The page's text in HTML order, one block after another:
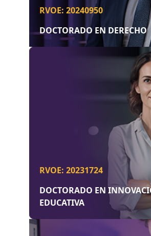
RVOE: 20240950
DOCTORADO EN DERECHO
RVOE: 20231724
DOCTORADO EN
EDUCATIVA